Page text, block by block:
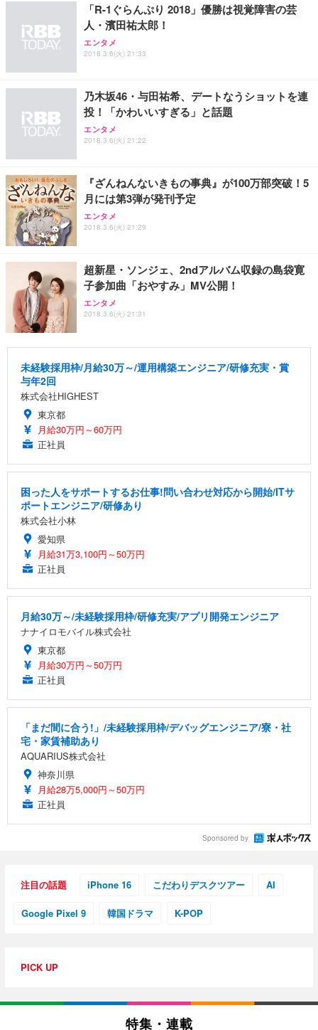
「R-1ぐらんぷり 2018」優勝は視覚障害の芸
人・濱田祐太郎！
エンタメ
2018.3.6(火) 21:33
乃木坂46・与田祐希、デートなうショットを連
投！「かわいいすぎる」と話題
エンタメ
2018.3.6(火) 21:22
『ざんねんないきもの事典』が100万部突破！5
月には第3弾が発刊予定
エンタメ
2018.3.6(火) 21:29
超新星・ソンジェ、2ndアルバム収録の島袋寛
子参加曲「おやすみ」MV公開！
エンタメ
2018.3.6(火) 21:31
未経験採用枠/月給30万～/運用構築エンジニア/研修充実・賞
与年2回
株式会社HIGHEST
東京都
月給30万円～60万円
正社員
困った人をサポートするお仕事!問い合わせ対応から開始/ITサ
ポートエンジニア/研修あり
株式会社小林
愛知県
月給31万3,100円～50万円
正社員
月給30万～/未経験採用枠/研修充実/アプリ開発エンジニア
ナナイロモバイル株式会社
東京都
月給30万円～50万円
正社員
「まだ間に合う!」/未経験採用枠/デバッグエンジニア/寮・社
宅・家賃補助あり
AQUARIUS株式会社
神奈川県
月給28万5,000円～50万円
正社員
Sponsored by
注目の話題 iPhone 16 こだわりデスクツアー AI
Google Pixel 9 韓国ドラマ K-POP
PICK UP
特集・連載